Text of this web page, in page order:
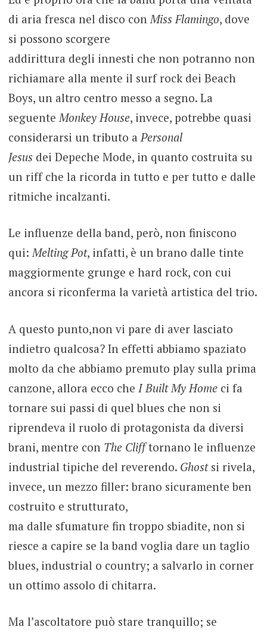
di aria fresca nel disco con Miss Flamingo, dove
si possono scorgere
addirittura degli innesti che non potranno non
richiamare alla mente il surf rock dei Beach
Boys, un altro centro messo a segno. La
seguente Monkey House, invece, potrebbe quasi
considerarsi un tributo a Personal
Jesusdei Depeche Mode, in quanto costruita su
un riff che la ricorda in tutto e per tutto e dalle
ritmiche incalzanti.
Le influenze della band, però, non finiscono
qui:Melting Pot, infatti, è un brano dalle tinte
maggiormente grunge e hard rock, con cui
ancora si riconferma la varietà artistica del trio.
A questo punto,non vi pare di aver lasciato
indietro qualcosa? In effetti abbiamo spaziato
molto da che abbiamo premuto play sulla prima
canzone, allora ecco che I Built My Homeci fa
tornare sui passi di quel blues che non si
riprendeva il ruolo di protagonista da diversi
brani, mentre con The Clifftornano le influenze
industrial tipiche del reverendo. Ghostsi rivela,
invece, un mezzo filler: brano sicuramente ben
costruito e strutturato,
ma dalle sfumature fin troppo sbiadite, non si
riesce a capire se la band voglia dare un taglio
blues, industrial o country; a salvarlo in corner
un ottimo assolo di chitarra.
Ma l’ascoltatore può stare tranquillo; se